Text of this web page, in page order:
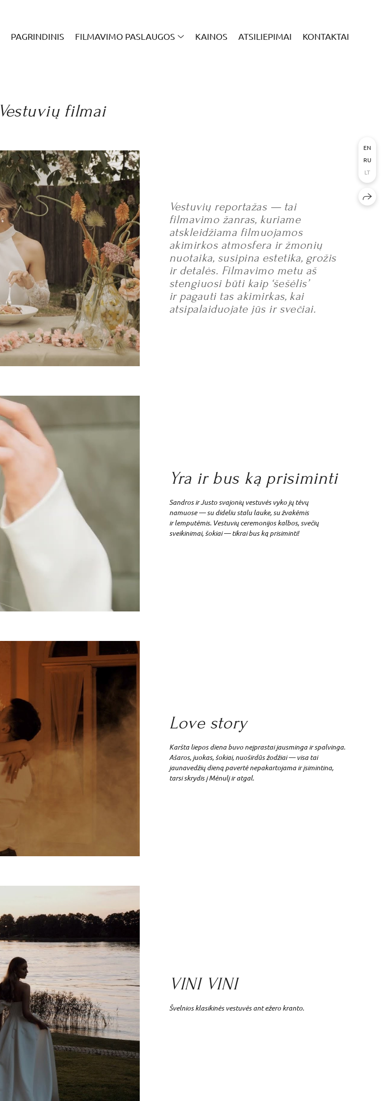
PAGRINDINIS FILMAVIMO PASLAUGOS KAINOS ATSILIEPIMAI KONTAKTAI
Vestuvių filmai
Vestuvių reportažas — tai
filmavimo žanras, kuriame
atskleidžiama filmuojamos
akimirkos atmosfera ir žmonių
nuotaika, susipina estetika, grožis
ir detalės. Filmavimo metu aš
stengiuosi būti kaip ‘šešėlis’
ir pagauti tas akimirkas, kai
atsipalaiduojate jūs ir svečiai.
Yra ir bus ką prisiminti
Sandros ir Justo svajonių vestuvės vyko jų tėvų
namuose — su dideliu stalu lauke, su žvakėmis
ir lemputėmis. Vestuvių ceremonijos kalbos, svečių
sveikinimai, šokiai — tikrai bus ką prisiminti!
Love story
Karšta liepos diena buvo neįprastai jausminga ir spalvinga.
Ašaros, juokas, šokiai, nuoširdūs žodžiai — visa tai
jaunavedžių dieną pavertė nepakartojama ir įsimintina,
tarsi skrydis į Mėnulį ir atgal.
VINI VINI
Švelnios klasikinės vestuvės ant ežero kranto.
EN
RU
LT